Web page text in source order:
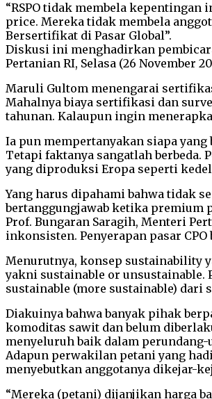
“RSPO tidak membela
price. Mereka tidak membela
Bersertifikat di Pasar Global”.
Diskusi ini menghadirkan
Pertanian RI, Selasa (26 November
Maruli Gultom menengarai
Mahalnya biaya sertifikasi dan
tahunan. Kalaupun ingin
Ia pun mempertanyakan siapa
Tetapi faktanya sangatlah
yang diproduksi Eropa seperti
Yang harus dipahami bahwa tidak
bertanggungjawab ketika premium
Prof. Bungaran Saragih, Menteri
inkonsisten. Penyerapan pasar
Menurutnya, konsep sustainability
yakni sustainable or
sustainable (more sustainable) dari
Diakuinya bahwa banyak pihak
komoditas sawit dan belum
menyeluruh baik dalam
Adapun perwakilan petani yang
menyebutkan anggotanya dikejar-
“Mereka (petani) dijanjikan harga